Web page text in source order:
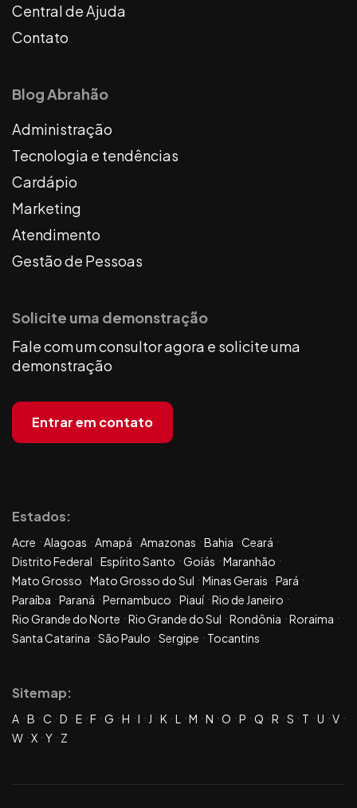
Central de Ajuda
Contato
Blog Abrahão
Administração
Tecnologia e tendências
Cardápio
Marketing
Atendimento
Gestão de Pessoas
Solicite uma demonstração
Fale com um consultor agora e solicite uma
demonstração
Entrar em contato
Estados:
Acre Alagoas Amapá Amazonas Bahia
Ceará
Distrito Federal
Espírito Santo Goiás
Maranhão
Mato Grosso
Mato Grosso do Sul Minas Gerais
Pará
Paraíba
Paraná Pernambuco Piauí Rio de Janeiro
Rio Grande do Norte
Rio Grande do Sul Rondônia
Roraima
Santa Catarina
São Paulo Sergipe Tocantins
Sitemap:
A B C D E F G H I J K L M N O P Q R S T U
V
W X Y Z